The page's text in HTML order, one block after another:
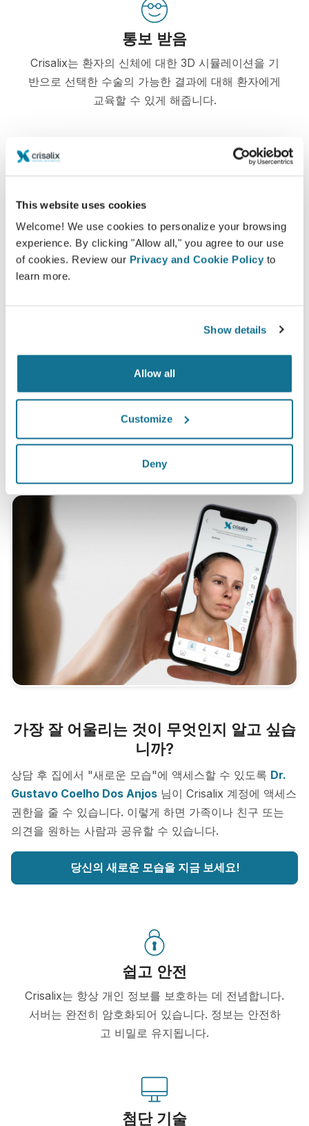
This website uses cookies
Welcome! We use cookies to personalize your browsing
experience. By clicking "Allow all," you agree to our use
of cookies. Review our Privacy and Cookie Policy to
learn more.
Show details
Allow all
Customize
Deny
통보 받음
Crisalix는 환자의 신체에 대한 3D 시뮬레이션을 기
반으로 선택한 수술의 가능한 결과에 대해 환자에게
교육할 수 있게 해줍니다.
환자를 결정 과정에 참여시키면 환자가 올바른 선택
을 할 수 있습니다.
여성들 중 100%가 수술 전에 Crisalix 3D 시뮬레이
션을 보고 나서 수술한 것에 대해 만족하거나 아주 만
족한다고 말했습니다.*
*2010년 5월과 2011년 9월 사이 스위스에서 가슴 확대술 받은 환자
의 온라인 조사.
가장 잘 어울리는 것이 무엇인지 알고 싶습
니까?
상담 후 집에서 "새로운 모습"에 액세스할 수 있도록 Dr.
Gustavo Coelho Dos Anjos 님이 Crisalix 계정에 액세스
권한을 줄 수 있습니다. 이렇게 하면 가족이나 친구 또는
의견을 원하는 사람과 공유할 수 있습니다.
당신의 새로운 모습을 지금 보세요!
쉽고 안전
Crisalix는 항상 개인 정보를 보호하는 데 전념합니다.
서버는 완전히 암호화되어 있습니다. 정보는 안전하
고 비밀로 유지됩니다.
첨단 기술